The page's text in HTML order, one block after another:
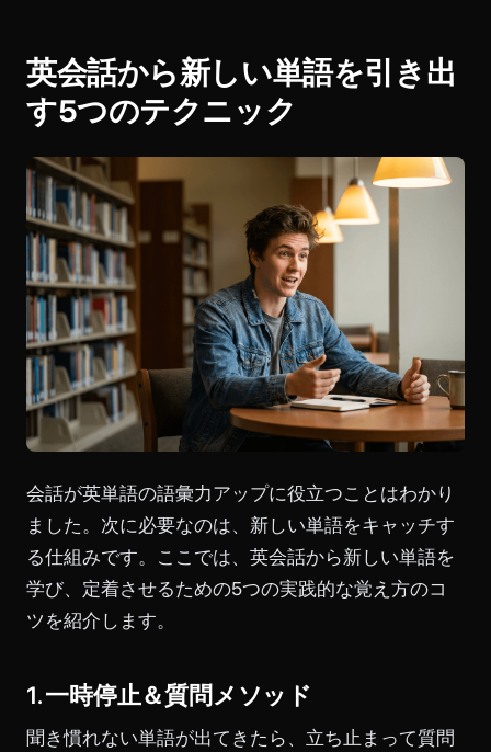
英会話から新しい単語を引き出
す5つのテクニック
会話が英単語の語彙力アップに役立つことはわかり
ました。次に必要なのは、新しい単語をキャッチす
る仕組みです。ここでは、英会話から新しい単語を
学び、定着させるための5つの実践的な覚え方のコ
ツを紹介します。
1. 一時停止＆質問メソッド
聞き慣れない単語が出てきたら、立ち止まって質問